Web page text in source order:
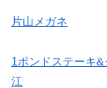
片山メガネ
1ポンドステーキ
江